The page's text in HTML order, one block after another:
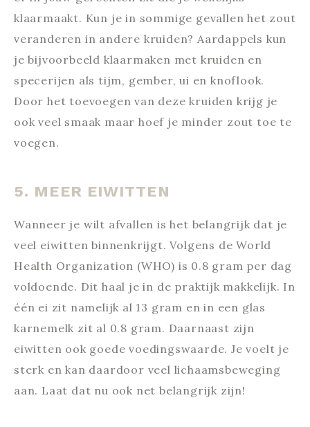
klaarmaakt. Kun je in sommige gevallen het zout
veranderen in andere kruiden? Aardappels kun
je bijvoorbeeld klaarmaken met kruiden en
specerijen als tijm, gember, ui en knoflook.
Door het toevoegen van deze kruiden krijg je
ook veel smaak maar hoef je minder zout toe te
voegen.
5. MEER EIWITTEN
Wanneer je wilt afvallen is het belangrijk dat je
veel eiwitten binnenkrijgt. Volgens de World
Health Organization (WHO) is 0.8 gram per dag
voldoende. Dit haal je in de praktijk makkelijk. In
één ei zit namelijk al 13 gram en in een glas
karnemelk zit al 0.8 gram. Daarnaast zijn
eiwitten ook goede voedingswaarde. Je voelt je
sterk en kan daardoor veel lichaamsbeweging
aan. Laat dat nu ook net belangrijk zijn!